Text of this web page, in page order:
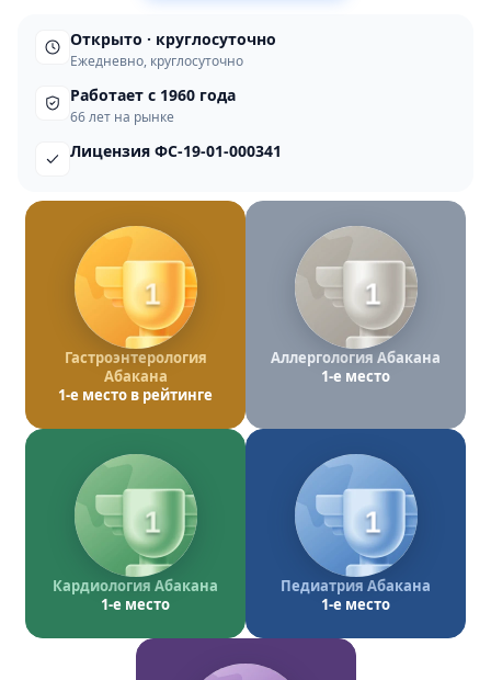
Открыто · круглосуточно
Ежедневно, круглосуточно
Работает с 1960 года
66 лет на рынке
Лицензия ФС-19-01-000341
1
Гастроэнтерология
Абакана
1-е место в рейтинге
1
Аллергология Абакана
1-е место
1
Кардиология Абакана
1-е место
1
Педиатрия Абакана
1-е место